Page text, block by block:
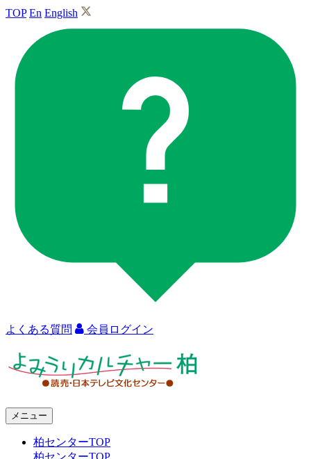
TOP En English
よくある質問 会員ログイン
メニュー
柏センターTOP
柏センターTOP